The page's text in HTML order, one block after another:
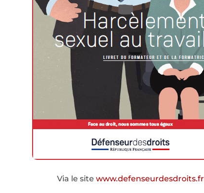
Via le site www.defenseurdesdroits.fr